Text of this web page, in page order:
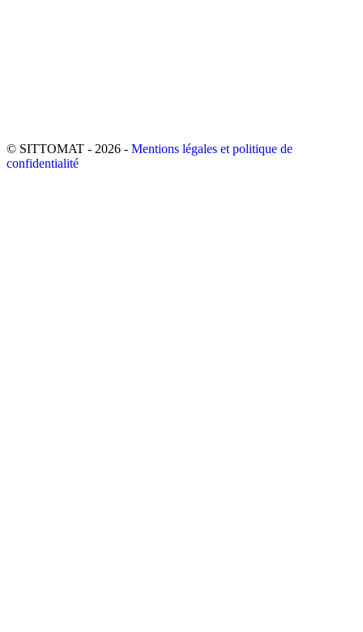
© SITTOMAT - 2026 - Mentions légales et politique de
confidentialité